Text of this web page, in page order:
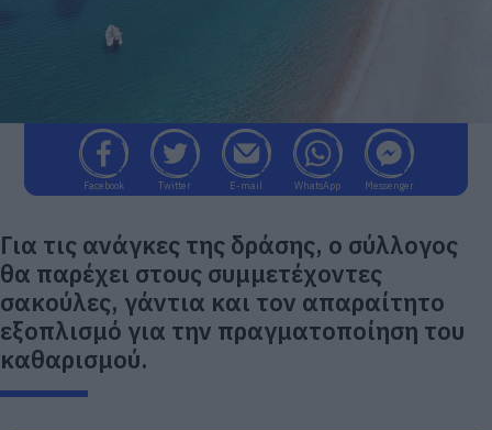
Facebook Twitter E-mail WhatsApp Messenger
Για τις ανάγκες της δράσης, ο σύλλογος
θα παρέχει στους συμμετέχοντες
σακούλες, γάντια και τον απαραίτητο
εξοπλισμό για την πραγματοποίηση του
καθαρισμού.